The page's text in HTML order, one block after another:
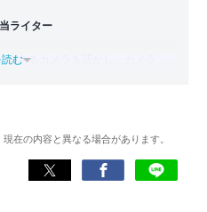
ライター
であるカメラを活かし、カメラや
を使いこなせるようになるコンテ
読む
在の内容と異なる場合があります。